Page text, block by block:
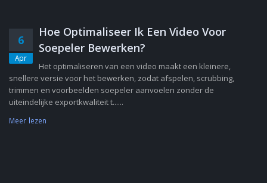
6
Apr
Hoe Optimaliseer Ik Een Video Voor
Soepeler Bewerken?
Het optimaliseren van een video maakt een kleinere,
snellere versie voor het bewerken, zodat afspelen, scrubbing,
trimmen en voorbeelden soepeler aanvoelen zonder de
uiteindelijke exportkwaliteit t......
Meer lezen